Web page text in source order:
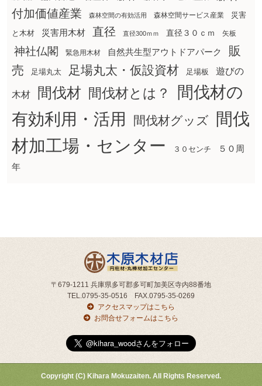
付加価値産業
森林空間の有効活用 森林空間サービス産業 災害
と木材 災害用木材 直径 直径300ｍｍ 直径３０ｃｍ 矢板
神社仏閣 緊急用木材 自然共生型アウトドアパーク
販
売
足場丸太 足場丸太・仮設資材 足場板 遊びの
木材 間伐材 間伐材とは？
間伐材の
有効利用・活用
間伐材グッズ
間伐
材加工場・センター
３０センチ
５０周
年
〒679-1211 兵庫県多可郡多可町加美区寺内88番地
TEL.0795-35-0516 FAX.0795-35-0269
アクセスマップはこちら
お問合せフォームはこちら
Copyright (C) Kihara Mokuzaiten. All Rights Reserved.